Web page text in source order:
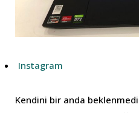
Instagram
Kendini bir anda